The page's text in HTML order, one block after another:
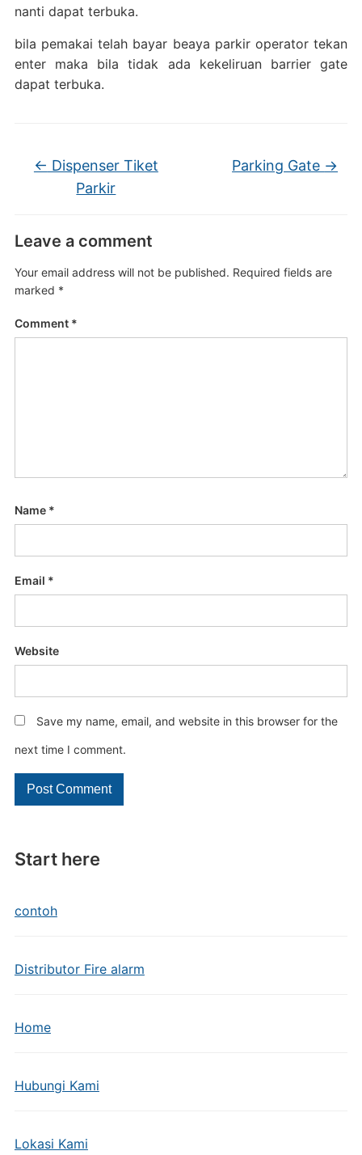
Start here
contoh
Distributor Fire alarm
Home
Hubungi Kami
Lokasi Kami
nanti dapat terbuka.
bila pemakai telah bayar beaya parkir operator tekan
enter maka bila tidak ada kekeliruan barrier gate
dapat terbuka.
← Dispenser Tiket
Parkir
Parking Gate →
Leave a comment
Your email address will not be published. Required fields are
marked *
Comment *
Name *
Email *
Website
Save my name, email, and website in this browser for the
next time I comment.